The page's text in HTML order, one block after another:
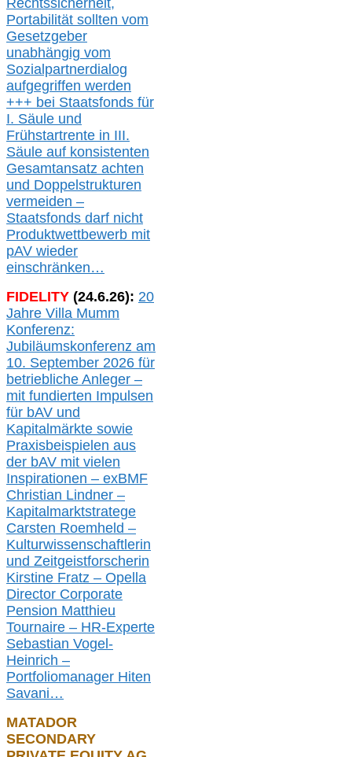
Rechtssicherheit,
Portabilität sollten vom
Gesetzgeber
unabhängig vom
Sozialpartnerdialog
aufgegriffen werden
+++ bei Staatsfonds für
I. Säule und
Frühstartrente in III.
Säule auf konsistenten
Gesamtansatz achten
und Doppelstrukturen
vermeiden –
Staatsfonds darf nicht
Produktwettbewerb mit
pAV wieder
einschränken…
FIDELITY (24.6.26): 20
Jahre Villa Mumm
Konferenz:
Jubiläumskonferenz am
10. September 2026 für
betriebliche Anleger –
mit fundierten Impulsen
für bAV und
Kapitalmärkte sowie
Praxisbeispielen aus
der bAV mit vielen
Inspirationen – exBMF
Christian Lindner –
Kapitalmarktstratege
Carsten Roemheld –
Kulturwissenschaftlerin
und Zeitgeistforscherin
Kirstine Fratz – Opella
Director Corporate
Pension Matthieu
Tournaire – HR-Experte
Sebastian Vogel-
Heinrich –
Portfoliomanager Hiten
Savani…
MATADOR
SECONDARY